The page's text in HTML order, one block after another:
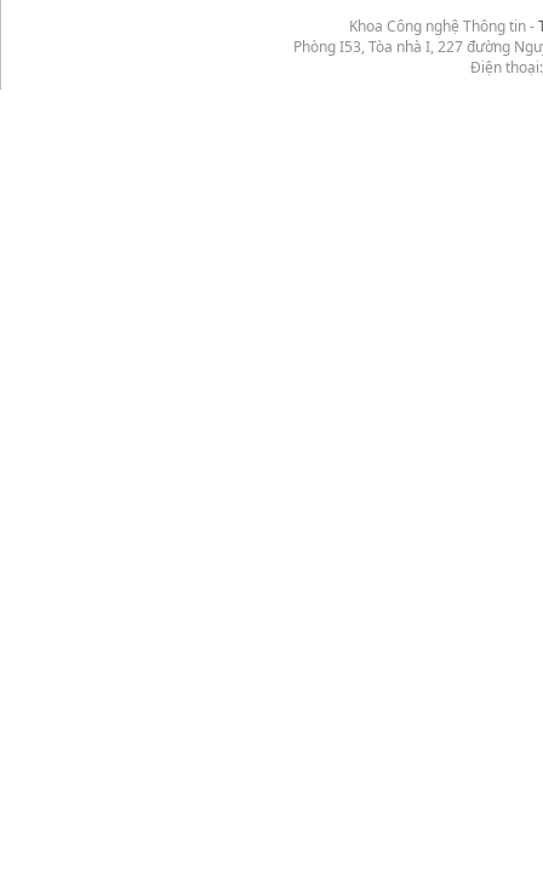
Khoa Công nghệ Thông tin -
Phòng I53, Tòa nhà I, 227 đường
Điện